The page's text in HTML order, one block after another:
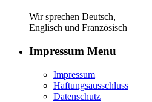
Wir sprechen Deutsch,
Englisch und Französisch
Impressum Menu
Impressum
Haftungsausschluss
Datenschutz